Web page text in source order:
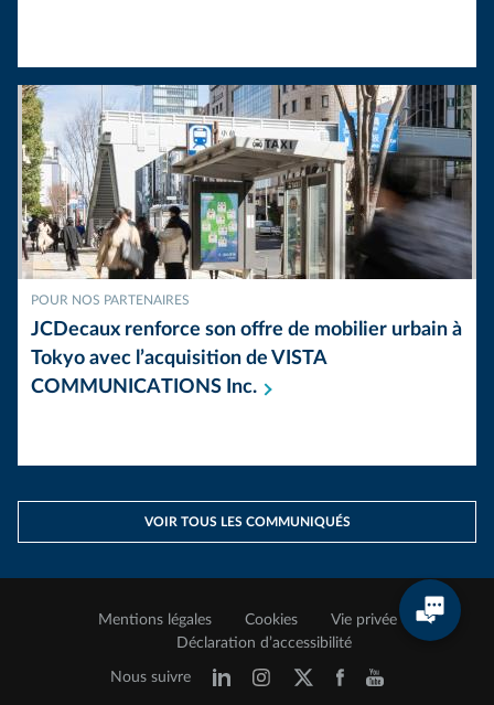
POUR NOS PARTENAIRES
JCDecaux renforce son offre de mobilier urbain à
Tokyo avec l’acquisition de VISTA
COMMUNICATIONS Inc.
VOIR TOUS LES COMMUNIQUÉS
Mentions légales Cookies
Vie privée
Déclaration d’accessibilité
Nous suivre